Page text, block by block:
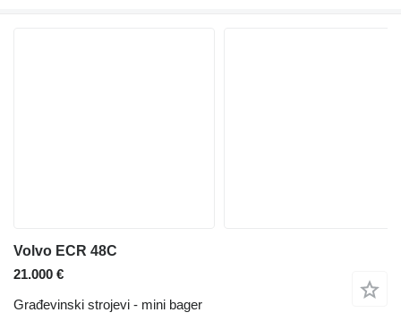
Volvo ECR 48C
21.000 €
Građevinski strojevi - mini bager